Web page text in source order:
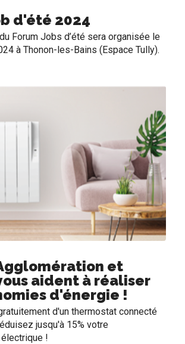
d'été 2024
Forum Jobs d’été sera organisée le
à Thonon-les-Bains (Espace Tully).
et
aident à réaliser
d'énergie !
d'un thermostat connecté
jusqu'à 15% votre
!